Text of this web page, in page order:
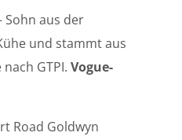
Sohn aus der
und stammt aus
GTPI.Vogue-
Road Goldwyn